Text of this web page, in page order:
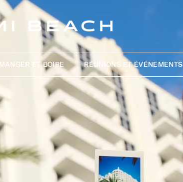
MANGER ET BOIRE RÉUNIONS ET ÉVÉNEMENTS